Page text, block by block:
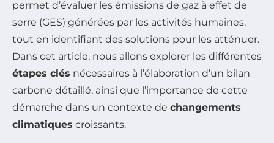
permet d’évaluer les émissions de gaz à effet de
serre (GES) générées par les activités humaines,
tout en identifiant des solutions pour les atténuer.
Dans cet article, nous allons explorer les différentes
étapes clés nécessaires à l’élaboration d’un bilan
carbone détaillé, ainsi que l’importance de cette
démarche dans un contexte de changements
climatiques croissants.